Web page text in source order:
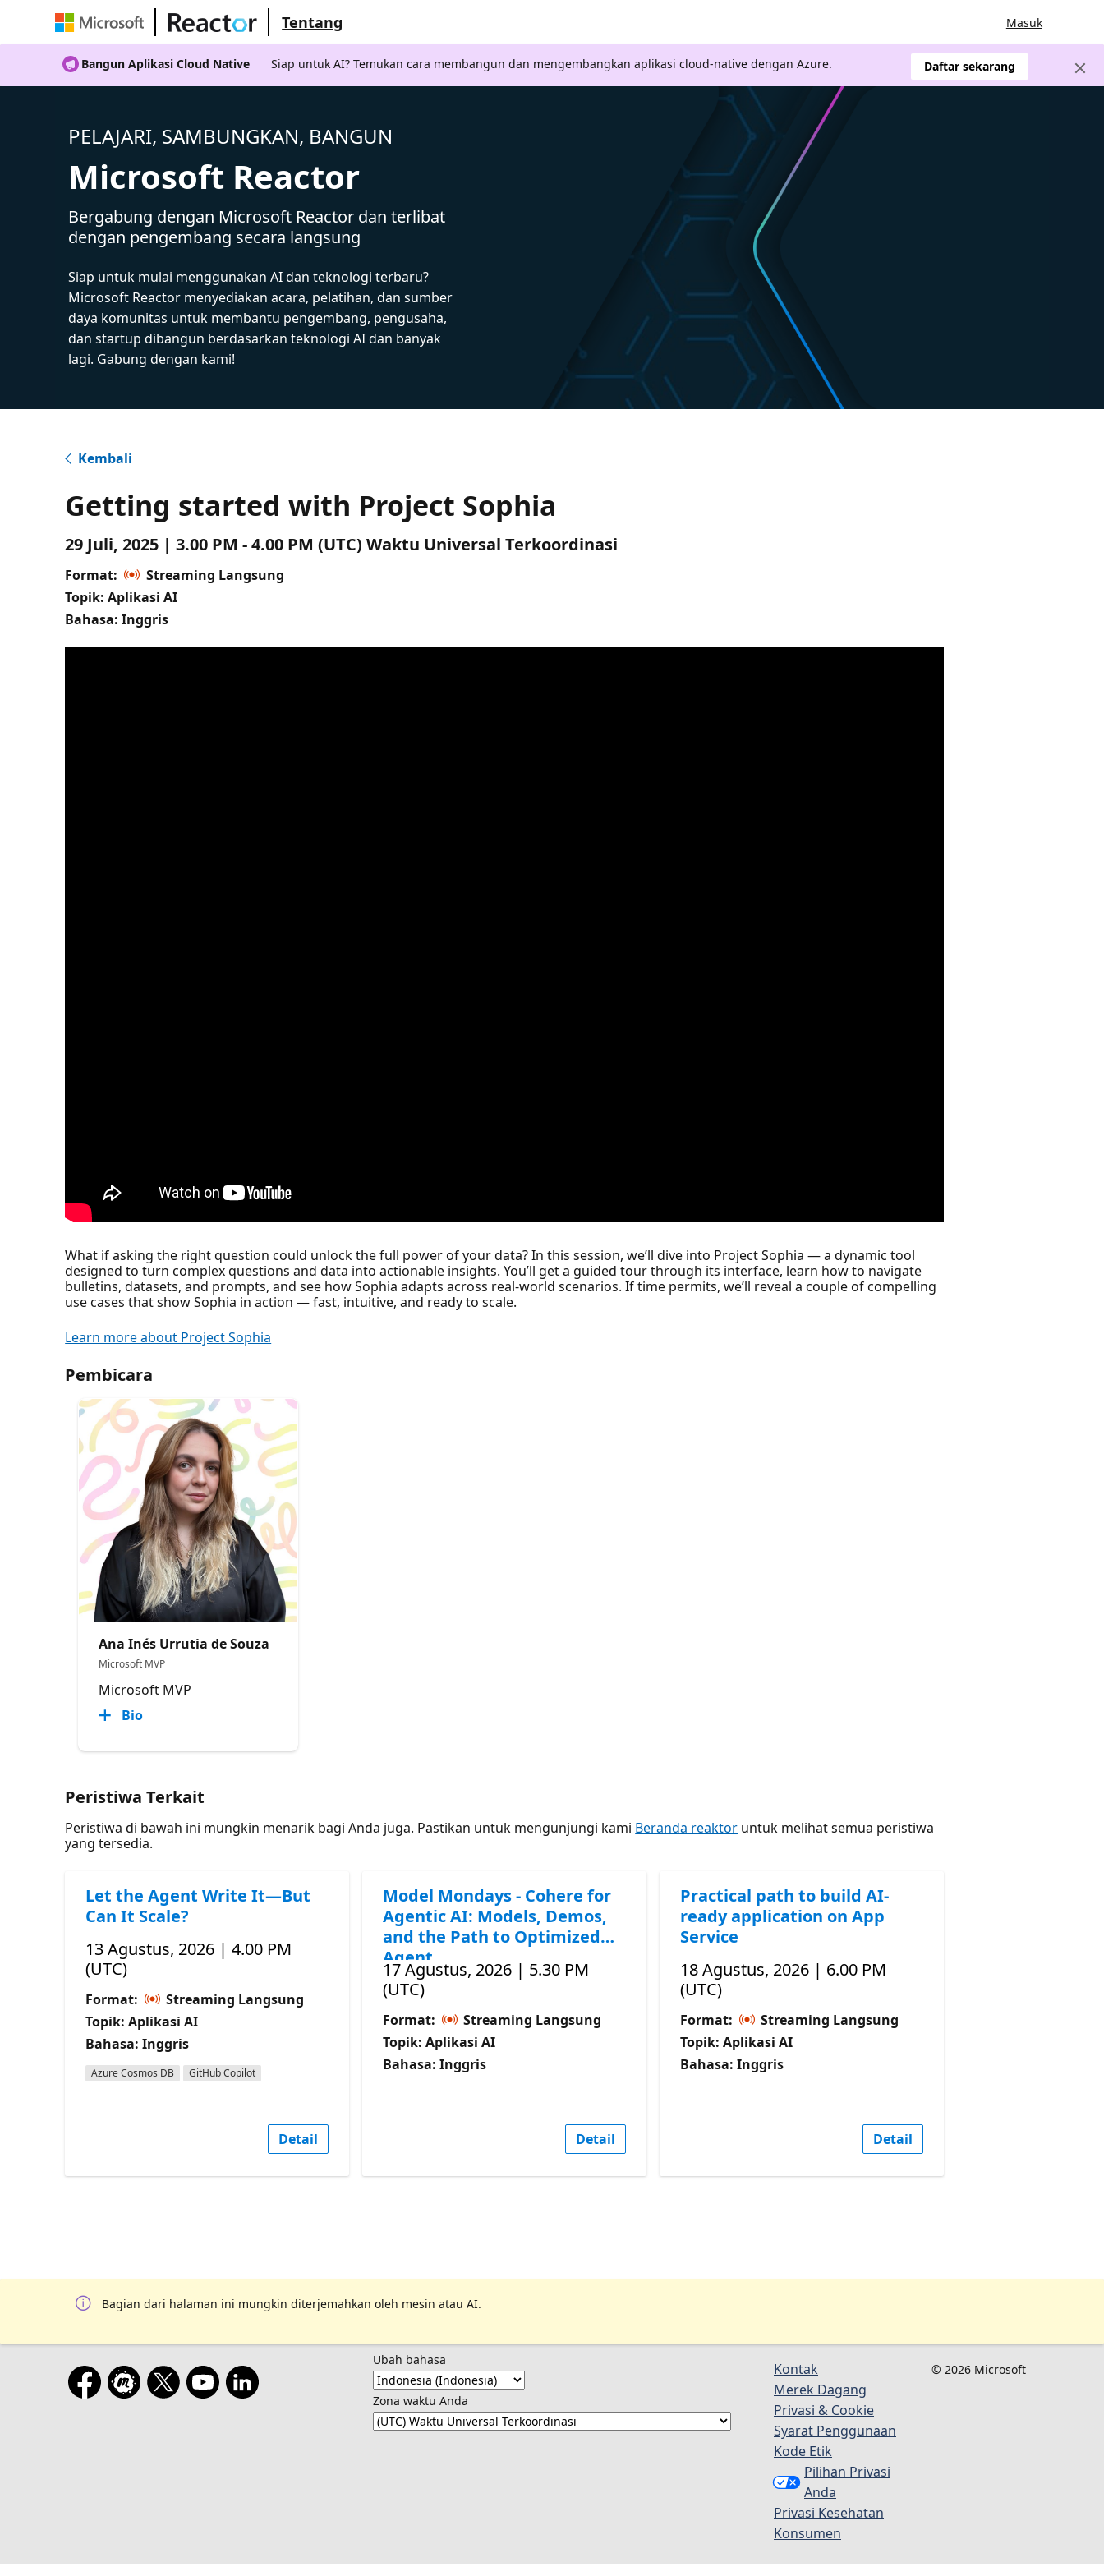
Tentang Masuk
Bangun Aplikasi Cloud Native Siap untuk AI? Temukan cara membangun dan mengembangkan aplikasi cloud-native dengan Azure. Daftar sekarang
PELAJARI, SAMBUNGKAN, BANGUN
Microsoft Reactor
Bergabung dengan Microsoft Reactor dan terlibat
dengan pengembang secara langsung
Siap untuk mulai menggunakan AI dan teknologi terbaru?
Microsoft Reactor menyediakan acara, pelatihan, dan sumber
daya komunitas untuk membantu pengembang, pengusaha,
dan startup dibangun berdasarkan teknologi AI dan banyak
lagi. Gabung dengan kami!
Kembali
Getting started with Project Sophia
29 Juli, 2025 | 3.00 PM - 4.00 PM (UTC) Waktu Universal Terkoordinasi
Format:
Streaming Langsung
Topik: Aplikasi AI
Bahasa: Inggris
What if asking the right question could unlock the full power of your data? In this session, we’ll dive into Project Sophia — a dynamic tool
designed to turn complex questions and data into actionable insights. You’ll get a guided tour through its interface, learn how to navigate
bulletins, datasets, and prompts, and see how Sophia adapts across real-world scenarios. If time permits, we’ll reveal a couple of compelling
use cases that show Sophia in action — fast, intuitive, and ready to scale.
Learn more about Project Sophia
Pembicara
Ana Inés Urrutia de Souza
Microsoft MVP
Microsoft MVP
Bio
Peristiwa Terkait
Peristiwa di bawah ini mungkin menarik bagi Anda juga. Pastikan untuk mengunjungi kami Beranda reaktor untuk melihat semua peristiwa
yang tersedia.
Let the Agent Write It—But
Can It Scale?
13 Agustus, 2026 | 4.00 PM
(UTC)
Format:
Streaming Langsung
Topik: Aplikasi AI
Bahasa: Inggris
Azure Cosmos DB GitHub Copilot
Detail
Model Mondays - Cohere for
Agentic AI: Models, Demos,
and the Path to Optimized
Agent
17 Agustus, 2026 | 5.30 PM
(UTC)
Format:
Streaming Langsung
Topik: Aplikasi AI
Bahasa: Inggris
Detail
Practical path to build AI-
ready application on App
Service
18 Agustus, 2026 | 6.00 PM
(UTC)
Format:
Streaming Langsung
Topik: Aplikasi AI
Bahasa: Inggris
Detail
Bagian dari halaman ini mungkin diterjemahkan oleh mesin atau AI.
Ubah bahasa
Zona waktu Anda
Kontak
Merek Dagang
Privasi & Cookie
Syarat Penggunaan
Kode Etik
Pilihan Privasi
Anda
Privasi Kesehatan
Konsumen
© 2026 Microsoft